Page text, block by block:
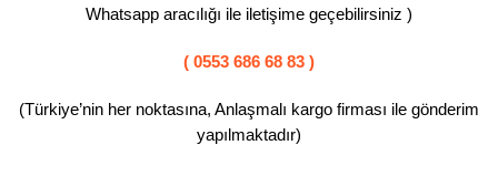
Whatsapp aracılığı ile iletişime geçebilirsiniz )
( 0553 686 68 83 )
(Türkiye’nin her noktasına, Anlaşmalı kargo firması ile gönderim
yapılmaktadır)